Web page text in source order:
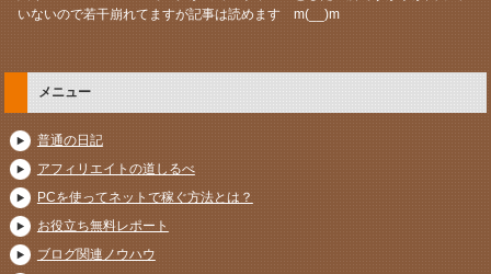
いないので若干崩れてますが記事は読めます m(__)m
メニュー
普通の日記
アフィリエイトの道しるべ
PCを使ってネットで稼ぐ方法とは？
お役立ち無料レポート
ブログ関連ノウハウ